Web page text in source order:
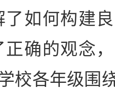
如何构建
确的观念
校各年级围